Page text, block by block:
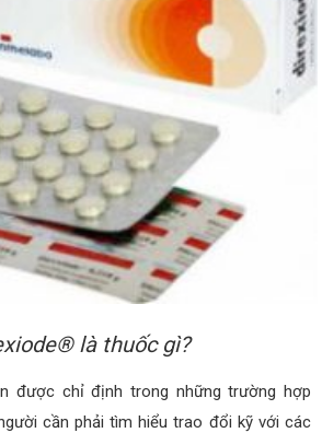
là thuốc gì?
được chỉ định trong những trường hợp
cần phải tìm hiểu trao đổi kỹ với các